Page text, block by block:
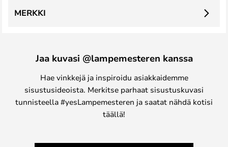
MERKKI
Jaa kuvasi @lampemesteren kanssa
Hae vinkkejä ja inspiroidu asiakkaidemme
sisustusideoista. Merkitse parhaat sisustuskuvasi
tunnisteella #yesLampemesteren ja saatat nähdä kotisi
täällä!